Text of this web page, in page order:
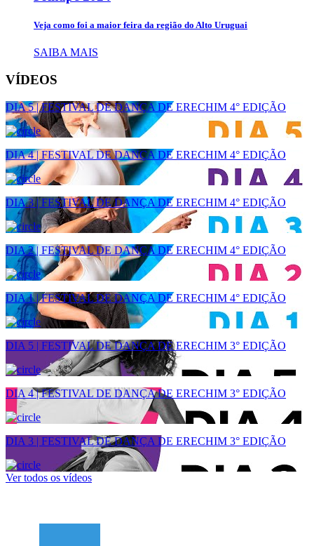
Veja como foi a maior feira da região do Alto Uruguai
SAIBA MAIS
VÍDEOS
DIA 5 | FESTIVAL DE DANÇA DE ERECHIM 4° EDIÇÃO
DIA 4 | FESTIVAL DE DANÇA DE ERECHIM 4° EDIÇÃO
DIA 3 | FESTIVAL DE DANÇA DE ERECHIM 4° EDIÇÃO
DIA 2 | FESTIVAL DE DANÇA DE ERECHIM 4° EDIÇÃO
DIA 1 | FESTIVAL DE DANÇA DE ERECHIM 4° EDIÇÃO
DIA 5 | FESTIVAL DE DANÇA DE ERECHIM 3° EDIÇÃO
DIA 4 | FESTIVAL DE DANÇA DE ERECHIM 3° EDIÇÃO
DIA 3 | FESTIVAL DE DANÇA DE ERECHIM 3° EDIÇÃO
Ver todos os vídeos